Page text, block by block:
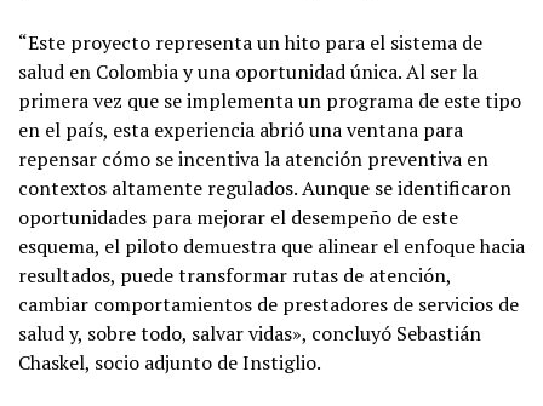
“Este proyecto representa un hito para el sistema de
salud en Colombia y una oportunidad única. Al ser la
primera vez que se implementa un programa de este tipo
en el país, esta experiencia abrió una ventana para
repensar cómo se incentiva la atención preventiva en
contextos altamente regulados. Aunque se identificaron
oportunidades para mejorar el desempeño de este
esquema, el piloto demuestra que alinear el enfoque hacia
resultados, puede transformar rutas de atención,
cambiar comportamientos de prestadores de servicios de
salud y, sobre todo, salvar vidas», concluyó Sebastián
Chaskel, socio adjunto de Instiglio.